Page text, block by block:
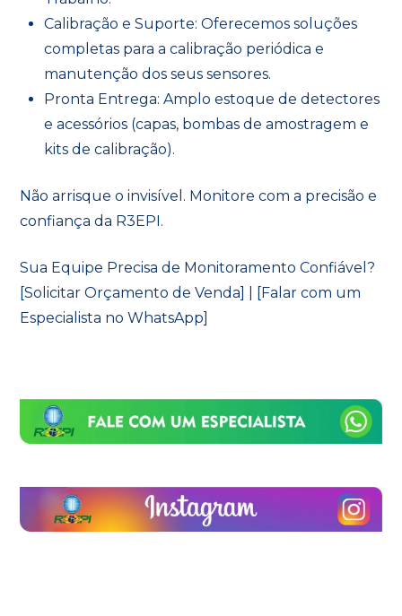
Calibração e Suporte: Oferecemos soluções
completas para a calibração periódica e
manutenção dos seus sensores.
Pronta Entrega: Amplo estoque de detectores
e acessórios (capas, bombas de amostragem e
kits de calibração).
Não arrisque o invisível. Monitore com a precisão e
confiança da R3EPI.
Sua Equipe Precisa de Monitoramento Confiável?
[Solicitar Orçamento de Venda] | [Falar com um
Especialista no WhatsApp]